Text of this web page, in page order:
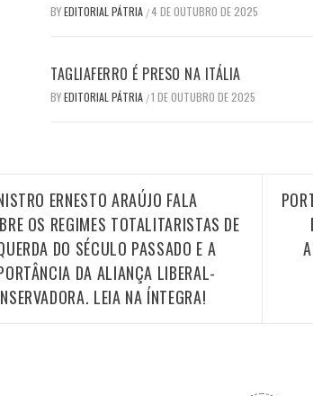
BYEDITORIAL PÁTRIA /4 DE OUTUBRO DE 2025
TAGLIAFERRO É PRESO NA ITÁLIA
BYEDITORIAL PÁTRIA /1 DE OUTUBRO DE 2025
ERNESTO ARAÚJO FALA
OS REGIMES TOTALITARISTAS DE
DO SÉCULO PASSADO E A
DA ALIANÇA LIBERAL-
LEIA NA ÍNTEGRA!